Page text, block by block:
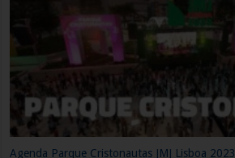
Agenda Parque Cristonautas JMJ Lisboa 2023